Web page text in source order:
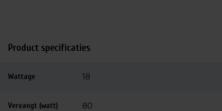
Product specificaties
Wattage 18
Vervangt (watt) 80